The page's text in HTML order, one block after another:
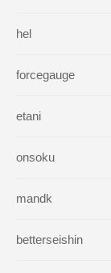
hel
forcegauge
etani
onsoku
mandk
betterseishin